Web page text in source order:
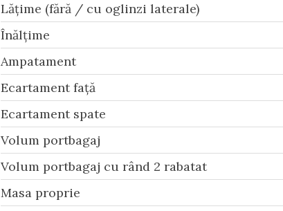
Lățime (fără / cu oglinzi laterale)
Înălțime
Ampatament
Ecartament față
Ecartament spate
Volum portbagaj
Volum portbagaj cu rând 2 rabatat
Masa proprie